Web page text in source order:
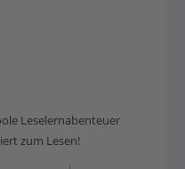
Leselernabenteuer
zum Lesen!